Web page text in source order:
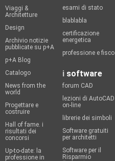
Viaggi &
Architetture
Design
Archivio notizie
pubblicate su p+A
p+A Blog
Catalogo
News from the
world
Progettare e
costruire
Hall of fame. i
risultati dei
concorsi
Up-to-date: la
professione in
esami di stato
blablabla
certificazione
energetica
professione e fisco
i software
forum CAD
lezioni di AutoCAD
on-line
librerie dei simboli
Software gratuiti
per architetti
Software per il
Risparmio